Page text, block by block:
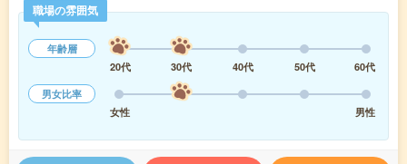
職場の雰囲気
年齢層
20代
30代 40代 50代
60代
男女比率
女性
男性